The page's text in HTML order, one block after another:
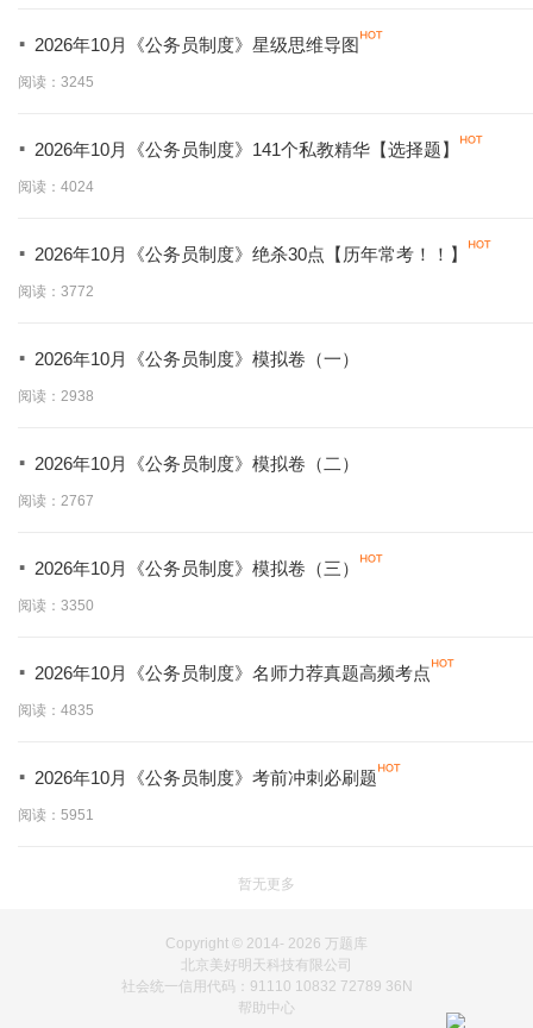
· 2026年10月《公务员制度》星级思维导图
阅读：3245
· 2026年10月《公务员制度》141个私教精华【选择题】
阅读：4024
· 2026年10月《公务员制度》绝杀30点【历年常考！！】
阅读：3772
· 2026年10月《公务员制度》模拟卷（一）
阅读：2938
· 2026年10月《公务员制度》模拟卷（二）
阅读：2767
· 2026年10月《公务员制度》模拟卷（三）
阅读：3350
· 2026年10月《公务员制度》名师力荐真题高频考点
阅读：4835
· 2026年10月《公务员制度》考前冲刺必刷题
阅读：5951
暂无更多
Copyright © 2014- 2026 万题库
北京美好明天科技有限公司
社会统一信用代码：91110 10832 72789 36N
帮助中心